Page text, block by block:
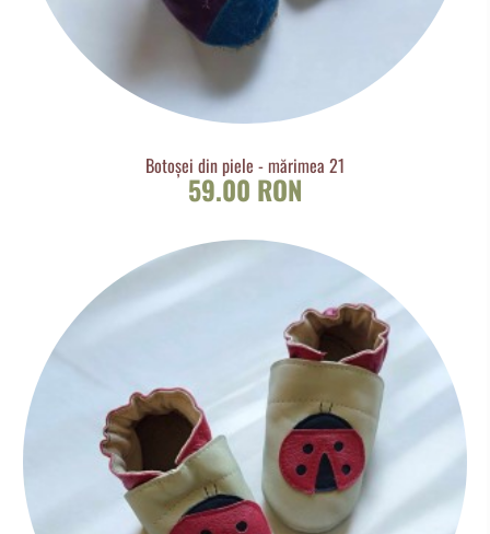
Botoșei din piele - mărimea 21
59.00 RON